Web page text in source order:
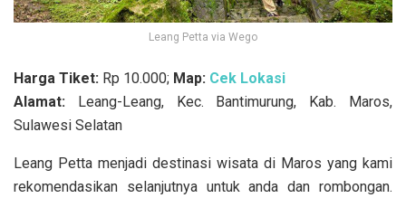
Leang Petta via Wego
Harga Tiket: Rp 10.000; Map: Cek Lokasi
Alamat: Leang-Leang, Kec. Bantimurung, Kab. Maros,
Sulawesi Selatan
Leang Petta menjadi destinasi wisata di Maros yang kami
rekomendasikan selanjutnya untuk anda dan rombongan.